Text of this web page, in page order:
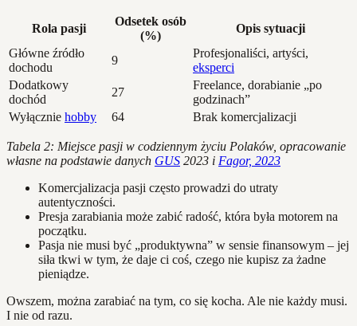
Rola pasji
Odsetek osób
(%)
Opis sytuacji
Główne źródło
dochodu
9
Profesjonaliści, artyści,
eksperci
Dodatkowy
dochód
27
Freelance, dorabianie „po
godzinach”
Wyłącznie hobby 64 Brak komercjalizacji
Tabela 2: Miejsce pasji w codziennym życiu Polaków, opracowanie
własne na podstawie danych GUS 2023 i Fagor, 2023
Komercjalizacja pasji często prowadzi do utraty
autentyczności.
Presja zarabiania może zabić radość, która była motorem na
początku.
Pasja nie musi być „produktywna” w sensie finansowym – jej
siła tkwi w tym, że daje ci coś, czego nie kupisz za żadne
pieniądze.
Owszem, można zarabiać na tym, co się kocha. Ale nie każdy musi.
I nie od razu.